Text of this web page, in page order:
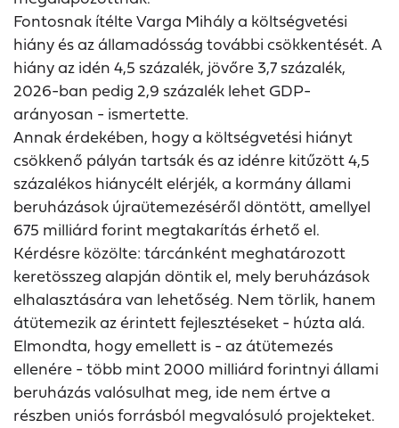
Fontosnak ítélte Varga Mihály a költségvetési
hiány és az államadósság további csökkentését. A
hiány az idén 4,5 százalék, jövőre 3,7 százalék,
2026-ban pedig 2,9 százalék lehet GDP-
arányosan - ismertette.
Annak érdekében, hogy a költségvetési hiányt
csökkenő pályán tartsák és az idénre kitűzött 4,5
százalékos hiánycélt elérjék, a kormány állami
beruházások újraütemezéséről döntött, amellyel
675 milliárd forint megtakarítás érhető el.
Kérdésre közölte: tárcánként meghatározott
keretösszeg alapján döntik el, mely beruházások
elhalasztására van lehetőség. Nem törlik, hanem
átütemezik az érintett fejlesztéseket - húzta alá.
Elmondta, hogy emellett is - az átütemezés
ellenére - több mint 2000 milliárd forintnyi állami
beruházás valósulhat meg, ide nem értve a
részben uniós forrásból megvalósuló projekteket.